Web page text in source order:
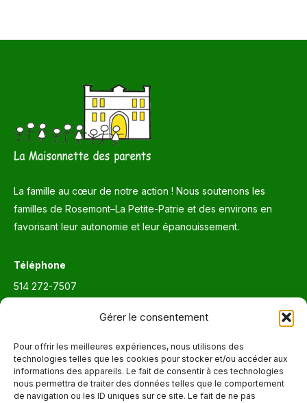
Gérer le consentement
Pour offrir les meilleures expériences, nous utilisons des
technologies telles que les cookies pour stocker et/ou accéder aux
informations des appareils. Le fait de consentir à ces technologies
nous permettra de traiter des données telles que le comportement
de navigation ou les ID uniques sur ce site. Le fait de ne pas
La famille au cœur de notre action ! Nous soutenons les
familles de Rosemont–La Petite-Patrie et des environs en
favorisant leur autonomie et leur épanouissement.
Téléphone
514 272-7507
Trouvez nous sur :
La